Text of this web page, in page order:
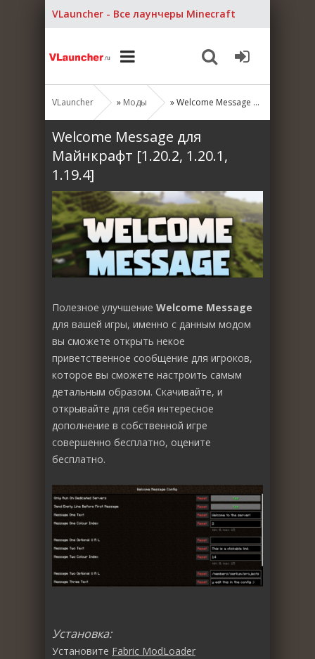
VLauncher - Все лаунчеры Minecraft
VLauncher » Моды » Welcome Message для Майнкрафт [1.20.2, 1.20.1, 1.19.4]
Welcome Message для
Майнкрафт [1.20.2, 1.20.1,
1.19.4]
Полезное улучшение Welcome Message
для вашей игры, именно с данным модом
вы сможете открыть некое
приветственное сообщение для игроков,
которое вы сможете настроить самым
детальным образом. Скачивайте, и
открывайте для себя интересное
дополнение в собственной игре
совершенно бесплатно, оцените
бесплатно.
Установка:
Установите Fabric ModLoader